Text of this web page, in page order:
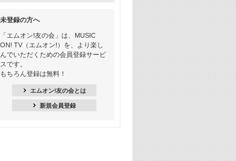
の夏聴きたい! サマーソングメドレ
【歌詞入り】 #4
のころK-POPヒッツ! 2021年
未登録の方へ
「エムオン!友の会」は、MUSIC
ON! TV（エムオン!）を、より楽し
んでいただくための会員登録サービ
スです。
もちろん登録は無料！
エムオン!友の会とは
新規会員登録